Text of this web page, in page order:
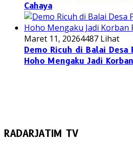
Cahaya
Maret 11, 20264487 Lihat
Demo Ricuh di Balai Desa
Hoho Mengaku Jadi
RADARJATIM TV